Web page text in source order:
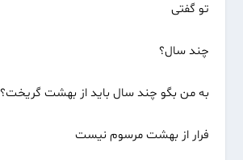
تو گفتی
چند سال؟
به من بگو چند سال باید از بهشت گریخت؟
فرار از بهشت مرسوم نیست